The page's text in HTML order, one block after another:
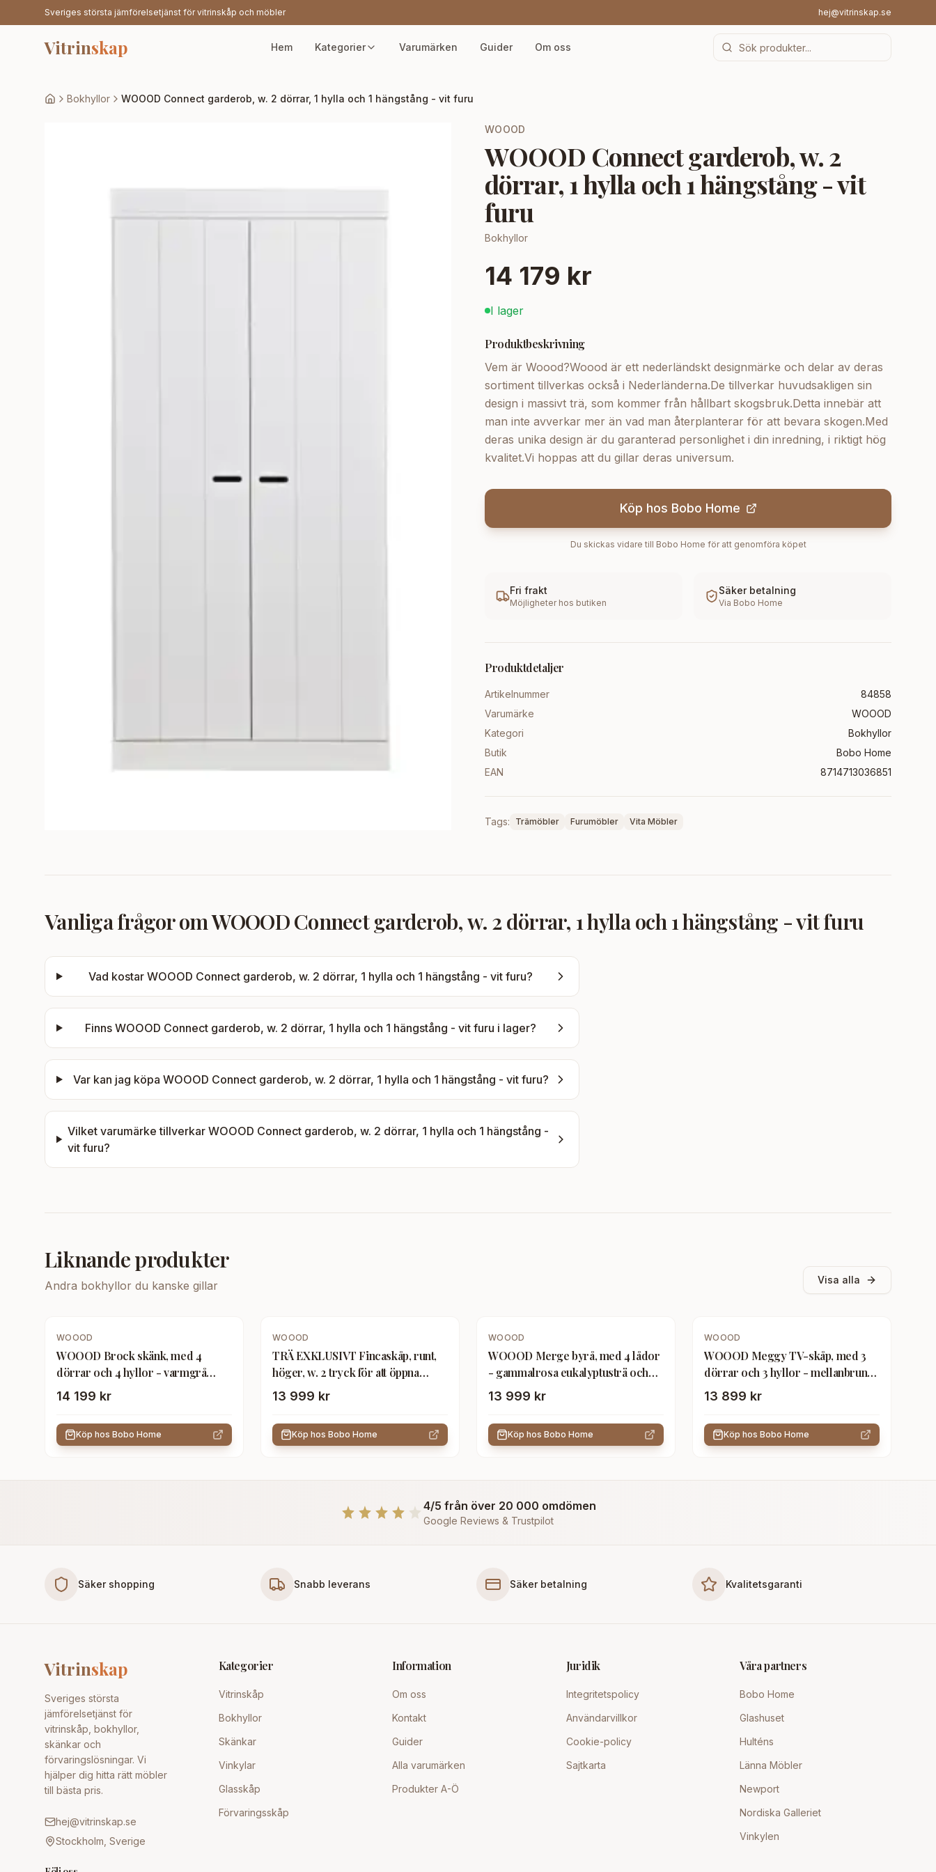
Sveriges största jämförelsetjänst för vitrinskåp och möbler hej@vitrinskap.se
Vitrinskap Hem Kategorier Varumärken Guider Om oss
Bokhyllor WOOOD Connect garderob, w. 2 dörrar, 1 hylla och 1 hängstång - vit furu
WOOOD
WOOOD Connect garderob, w. 2
dörrar, 1 hylla och 1 hängstång - vit
furu
Bokhyllor
14 179 kr
I lager
Produktbeskrivning
Vem är Woood?Woood är ett nederländskt designmärke och delar av deras
sortiment tillverkas också i Nederländerna.De tillverkar huvudsakligen sin
design i massivt trä, som kommer från hållbart skogsbruk.Detta innebär att
man inte avverkar mer än vad man återplanterar för att bevara skogen.Med
deras unika design är du garanterad personlighet i din inredning, i riktigt hög
kvalitet.Vi hoppas att du gillar deras universum.
Köp hos Bobo Home
Du skickas vidare till Bobo Home för att genomföra köpet
Fri frakt
Möjligheter hos butiken
Säker betalning
Via Bobo Home
Produktdetaljer
Artikelnummer
84858
Varumärke
WOOOD
Kategori
Bokhyllor
Butik
Bobo Home
EAN
8714713036851
Tags: Trämöbler Furumöbler Vita Möbler
Vanliga frågor omWOOOD Connect garderob, w. 2 dörrar, 1 hylla och 1 hängstång - vit furu
Vad kostarWOOOD Connect garderob, w. 2 dörrar, 1 hylla och 1 hängstång - vit furu?
FinnsWOOOD Connect garderob, w. 2 dörrar, 1 hylla och 1 hängstång - vit furu i lager?
Var kan jag köpa WOOOD Connect garderob, w. 2 dörrar, 1 hylla och 1 hängstång - vit furu?
Vilket varumärke tillverkarWOOOD Connect garderob, w. 2 dörrar, 1 hylla och 1 hängstång -
vit furu?
Liknande produkter
Andra bokhyllor du kanske gillar Visa alla
WOOOD
WOOOD Brock skänk, med 4
dörrar och 4 hyllor - varmgrå
askfaner (200 cm)
14 199 kr
Köp hos Bobo Home
WOOOD
TRÄ EXKLUSIVT Fincaskåp, runt,
höger, w. 2 tryck för att öppna
dörrar och hyllor - svart furu
13 999 kr
Köp hos Bobo Home
WOOOD
WOOOD Merge byrå, med 4 lådor
- gammalrosa eukalyptusträ och
metall
13 999 kr
Köp hos Bobo Home
WOOOD
WOOOD Meggy TV-skåp, med 3
dörrar och 3 hyllor - mellanbrun
furu (B:160cm)
13 899 kr
Köp hos Bobo Home
4/5 från över 20 000 omdömen
Google Reviews & Trustpilot
Säker shopping Snabb leverans Säker betalning Kvalitetsgaranti
Vitrinskap
Sveriges största
jämförelsetjänst för
vitrinskåp, bokhyllor,
skänkar och
förvaringslösningar. Vi
hjälper dig hitta rätt möbler
till bästa pris.
hej@vitrinskap.se
Stockholm, Sverige
Kategorier
Vitrinskåp
Bokhyllor
Skänkar
Vinkylar
Glasskåp
Förvaringsskåp
Information
Om oss
Kontakt
Guider
Alla varumärken
Produkter A-Ö
Juridik
Integritetspolicy
Användarvillkor
Cookie-policy
Sajtkarta
Våra partners
Bobo Home
Glashuset
Hulténs
Länna Möbler
Newport
Nordiska Galleriet
Vinkylen